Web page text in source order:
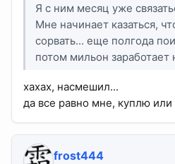
Я с ним месяц уже
Мне начинает казаться,
сорвать... еще полгода
потом мильон заработает
хахах, насмешил...
да все равно мне, куплю или
frost444